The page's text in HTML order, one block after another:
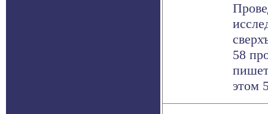
58
этом